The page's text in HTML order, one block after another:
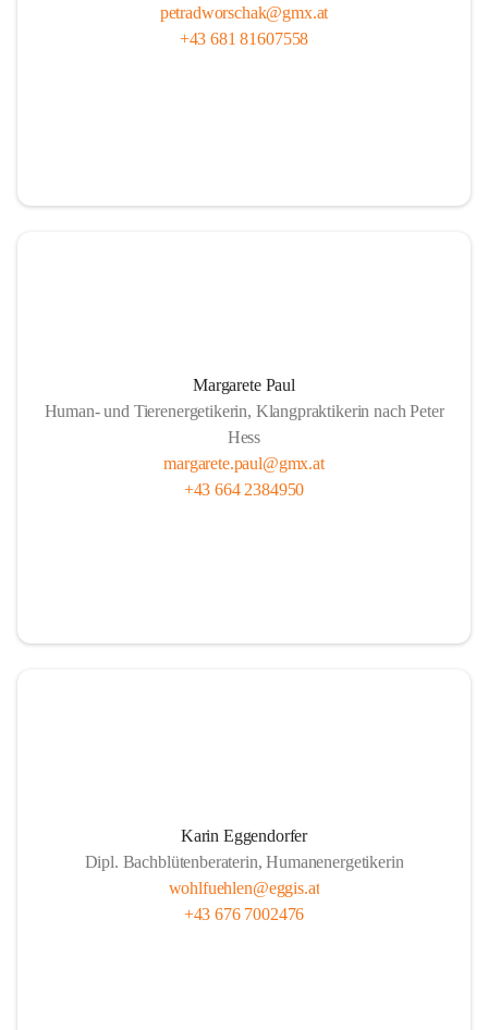
petradworschak@gmx.at
+43 681 81607558
Margarete Paul
Human- und Tierenergetikerin, Klangpraktikerin nach Peter
Hess
margarete.paul@gmx.at
+43 664 2384950
Karin Eggendorfer
Dipl. Bachblütenberaterin, Humanenergetikerin
wohlfuehlen@eggis.at
+43 676 7002476